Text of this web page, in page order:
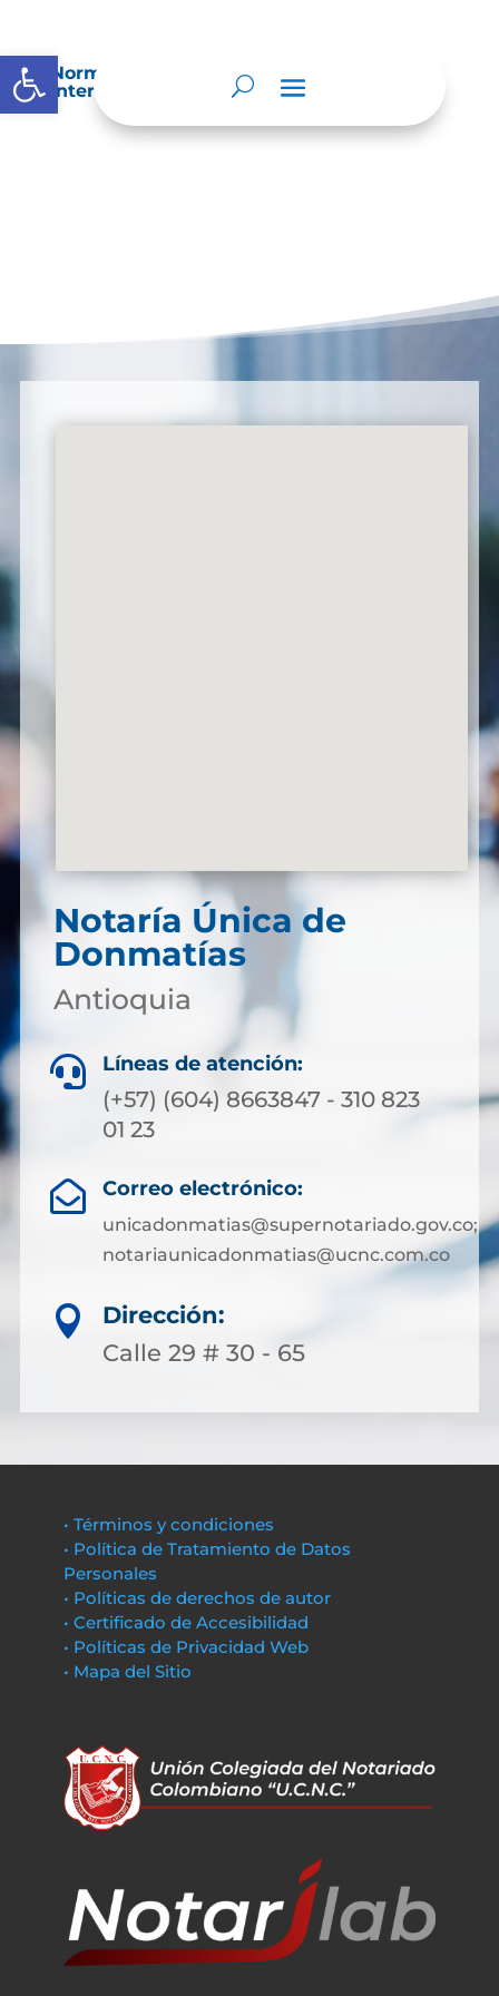
Abrir barra de herramientas
Normatividad especial que les aplique de
interés.
Notaría Única de
Donmatías
Antioquia
 Líneas de atención:
(+57) (604) 8663847 - 310 823
01 23
 Correo electrónico:
unicadonmatias@supernotariado.gov.co;
notariaunicadonmatias@ucnc.com.co

Dirección:
Calle 29 # 30 - 65
• Términos y condiciones
• Política de Tratamiento de Datos
Personales
• Políticas de derechos de autor
• Certificado de Accesibilidad
• Políticas de Privacidad Web
• Mapa del Sitio